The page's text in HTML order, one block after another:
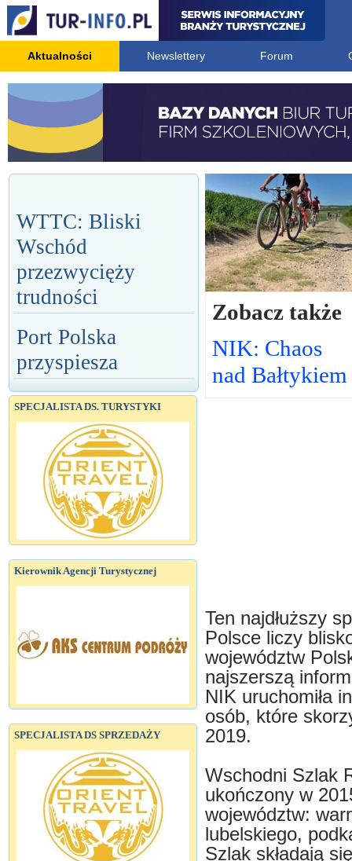
Aktualności Newslettery Forum
WTTC: Bliski
Wschód
przezwycięży
trudności
Port Polska
przyspiesza
SPECJALISTA DS. TURYSTYKI
Kierownik Agencji Turystycznej
SPECJALISTA DS SPRZEDAŻY
Zobacz także
NIK: Chaos
nad Bałtykiem
Ten najdłuższy
Polsce liczy
województw
najszerszą
NIK uruchomiła
osób, które
2019.
Wschodni Szlak
ukończony w
województw:
lubelskiego,
Szlak składają